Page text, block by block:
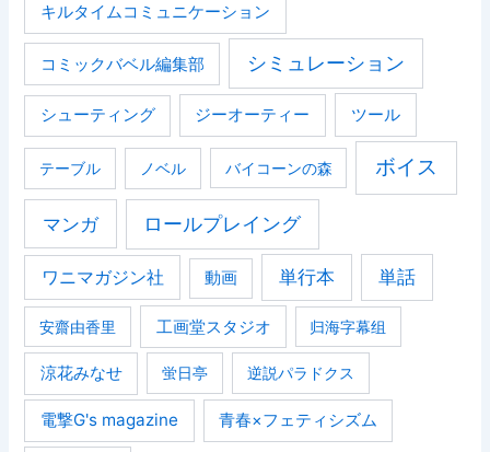
キルタイムコミュニケーション
コミックバベル編集部 シミュレーション
シューティング ジーオーティー ツール
テーブル ノベル バイコーンの森 ボイス
マンガ ロールプレイング
ワニマガジン社 動画 単行本 単話
安齋由香里 工画堂スタジオ 归海字幕组
涼花みなせ 蛍日亭 逆説パラドクス
電撃G's magazine 青春×フェティシズム